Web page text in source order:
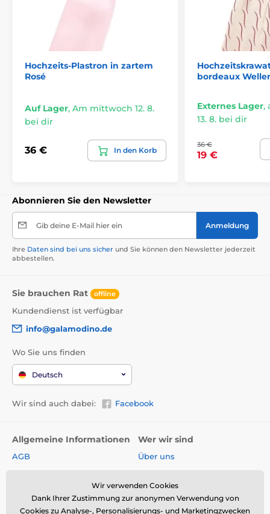
Hochzeits-Plastron in zartem
Rosé
Auf Lager, Am mittwoch 12. 8.
bei dir
36 € In den Korb
bordeaux
Externes Lager,
13. 8. bei dir
36 €
19 €
Abonnieren Sie den Newsletter
Gib deine E-Mail hier ein Anmeldung
Ihre Daten sind bei uns sicher und Sie können den Newsletter jederzeit
abbestellen.
Sie brauchen Rat offline
Kundendienst ist verfügbar
info@galamodino.de
Wo Sie uns finden
Deutsch
Wir sind auch dabei: Facebook
Allgemeine Informationen
AGB
Versand & Zahlungsarten
Rückgabe und Reklamation
Wer wir sind
Über uns
Galamodino
Kontakt
Wir verwenden Cookies
Dank Ihrer Zustimmung zur anonymen Verwendung von
Cookies zu Analyse-, Personalisierungs- und Marketingzwecken